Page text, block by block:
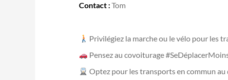
Contact :Tom
Privilégiez la marche ou le vélo pour les
Pensez au covoiturage
Optez pour les transports en commun